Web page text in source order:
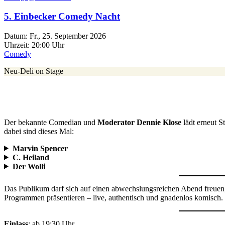
5. Einbecker Comedy Nacht
Datum: Fr., 25. September 2026
Uhrzeit: 20:00 Uhr
Comedy
Neu-Deli on Stage
Der bekannte Comedian und Moderator Dennie Klose lädt erneut
dabei sind dieses Mal:
Marvin Spencer
C. Heiland
Der Wolli
Das Publikum darf sich auf einen abwechslungsreichen Abend
Programmen präsentieren – live, authentisch und gnadenlos komisch.